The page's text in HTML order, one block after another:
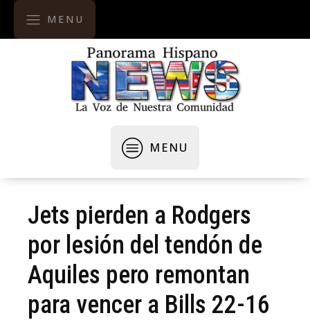
MENU
MENU
Jets pierden a Rodgers
por lesión del tendón de
Aquiles pero remontan
para vencer a Bills 22-16